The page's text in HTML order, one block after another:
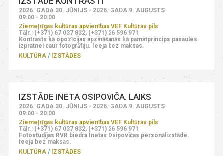
2026. GADA 30. JŪNIJS - 2026. GADA 9. AUGUSTS
09:00 - 20:00
Ziemeļrīgas kultūras apvienības VEF Kultūras pils
Tālr.: (+371) 67 037 832, (+371) 26 596 971
Kontrasts kā opozīcijas apzināšanās kā pamatprincips pasaules
izpratnei caur fotogrāfiju. Ieeja bez maksas.
KULTŪRA
IZSTĀDES
IZSTĀDE INETA OSIPOVIČA. LAIKS
2026. GADA 30. JŪNIJS - 2026. GADA 9. AUGUSTS
09:00 - 20:00
Ziemeļrīgas kultūras apvienības VEF Kultūras pils
Tālr.: (+371) 67 037 832, (+371) 26 596 971
Fotostudijas RVR biedra Inetas Osipovičas personālizstāde.
Ieeja bez maksas.
KULTŪRA
IZSTĀDES